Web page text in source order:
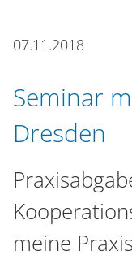
07.11.2018
Seminar
Dresden
meine